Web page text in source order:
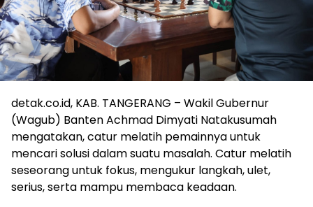
detak.co.id, KAB. TANGERANG – Wakil Gubernur
(Wagub) Banten Achmad Dimyati Natakusumah
mengatakan, catur melatih pemainnya untuk
mencari solusi dalam suatu masalah. Catur melatih
seseorang untuk fokus, mengukur langkah, ulet,
serius, serta mampu membaca keadaan.